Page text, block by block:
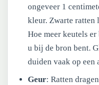
ongeveer 1
kleur. Zwarte ratten
Hoe meer keutels
u bij de bron bent.
duiden vaak op een
Geur: Ratten